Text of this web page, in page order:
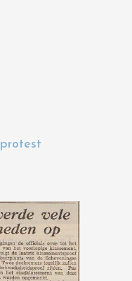
protest